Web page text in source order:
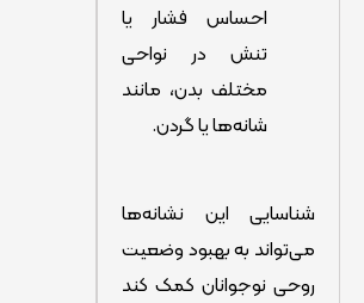
احساس فشار یا
تنش در نواحی
مختلف بدن، مانند
شانه‌ها یا گردن.
شناسایی این نشانه‌ها
می‌تواند به بهبود وضعیت
روحی نوجوانان کمک کند